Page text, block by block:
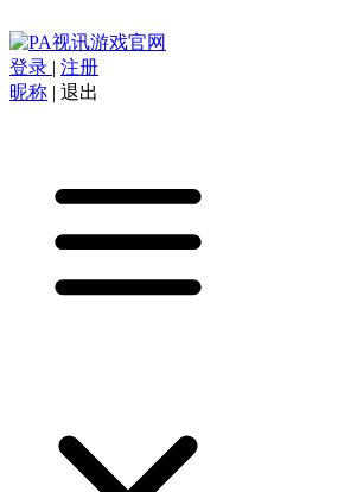
登录 | 注册
昵称 | 退出